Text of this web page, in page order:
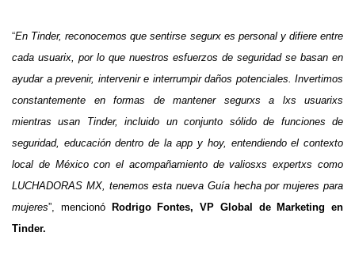
“En Tinder, reconocemos que sentirse segurx es personal y difiere entre
cada usuarix, por lo que nuestros esfuerzos de seguridad se basan en
ayudar a prevenir, intervenir e interrumpir daños potenciales. Invertimos
constantemente en formas de mantener segurxs a lxs usuarixs
mientras usan Tinder, incluido un conjunto sólido de funciones de
seguridad, educación dentro de la app y hoy, entendiendo el contexto
local de México con el acompañamiento de valiosxs expertxs como
LUCHADORAS MX, tenemos esta nueva Guía hecha por mujeres para
mujeres”, mencionó
Rodrigo Fontes, VP Global de Marketing en
Tinder.